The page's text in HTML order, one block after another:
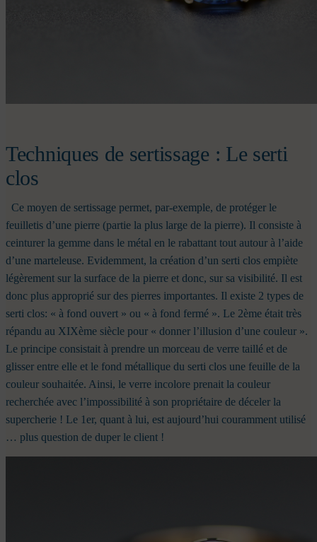
Techniques de sertissage : Le serti
clos
Ce moyen de sertissage permet, par-exemple, de protéger le
feuilletis d’une pierre (partie la plus large de la pierre). Il consiste à
ceinturer la gemme dans le métal en le rabattant tout autour à l’aide
d’une marteleuse. Evidemment, la création d’un serti clos empiète
légèrement sur la surface de la pierre et donc, sur sa visibilité. Il est
donc plus approprié sur des pierres importantes. Il existe 2 types de
serti clos: « à fond ouvert » ou « à fond fermé ». Le 2ème était très
répandu au XIXème siècle pour « donner l’illusion d’une couleur ».
Le principe consistait à prendre un morceau de verre taillé et de
glisser entre elle et le fond métallique du serti clos une feuille de la
couleur souhaitée. Ainsi, le verre incolore prenait la couleur
recherchée avec l’impossibilité à son propriétaire de déceler la
supercherie ! Le 1er, quant à lui, est aujourd’hui couramment utilisé
… plus question de duper le client !